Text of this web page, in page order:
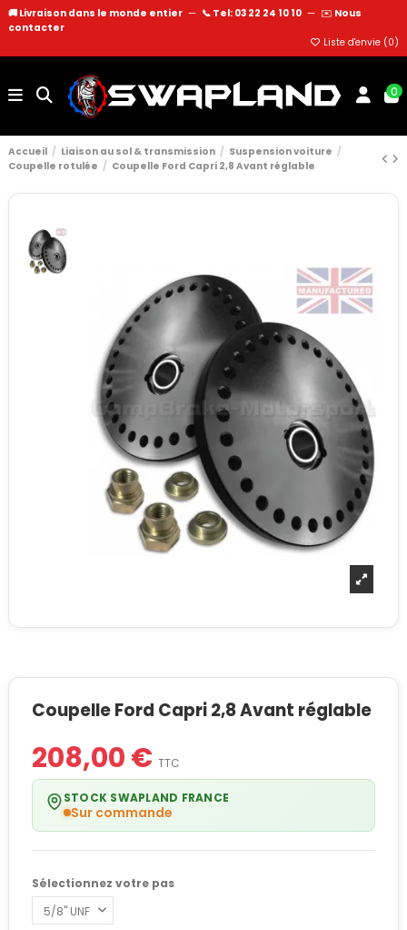
🚚 Livraison dans le monde entier — 📞 Tel: 03 22 24 10 10 — ✉️ Nous
contacter
Liste d'envie (0)
0
Accueil Liaison au sol & transmission
Suspension voiture
Coupelle rotulée
Coupelle Ford Capri 2,8 Avant réglable
Coupelle Ford Capri 2,8 Avant réglable
208,00 € TTC
STOCK SWAPLAND FRANCE
Sur commande
Sélectionnez votre pas